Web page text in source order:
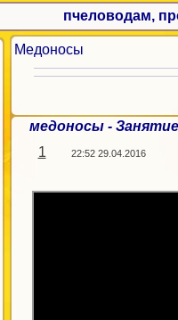
пчеловодам,
Медоносы
медоносы -
1
22:52 29.04.2016